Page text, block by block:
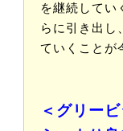
を継続してい
らに引き出し
ていくことが
＜グリー